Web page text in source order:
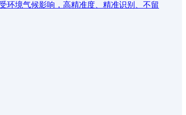
环境气候影响，高精准度、精准识别、不留